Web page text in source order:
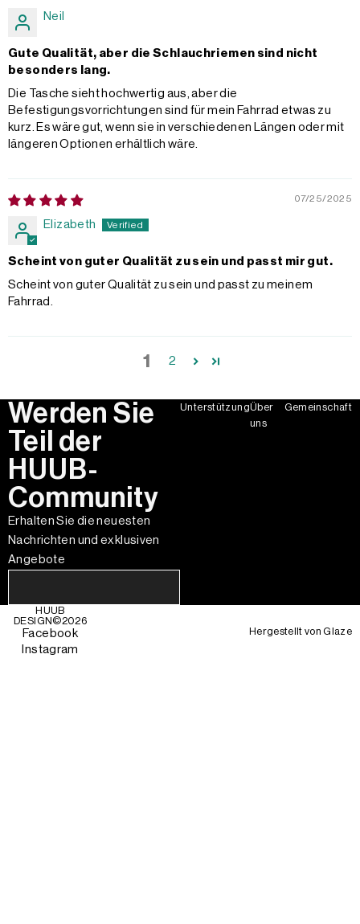
Neil
Gute Qualität, aber die Schlauchriemen sind nicht
besonders lang.
Die Tasche sieht hochwertig aus, aber die
Befestigungsvorrichtungen sind für mein Fahrrad etwas zu
kurz. Es wäre gut, wenn sie in verschiedenen Längen oder mit
längeren Optionen erhältlich wäre.
07/25/2025
Elizabeth
Scheint von guter Qualität zu sein und passt mir gut.
Scheint von guter Qualität zu sein und passt zu meinem
Fahrrad.
1 2
Werden Sie
Teil der
HUUB-
Community
Erhalten Sie die neuesten
Nachrichten und exklusiven
Angebote
UnterstützungÜber
uns
Gemeinschaft
HUUB
DESIGN©2026
Facebook
Instagram
Hergestellt vonGlaze